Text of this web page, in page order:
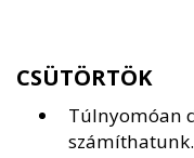
CSÜTÖRTÖK
Túlnyomóan
számíthatunk.